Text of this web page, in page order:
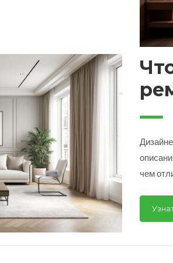
необычных решений и
тщательного планирования
чем